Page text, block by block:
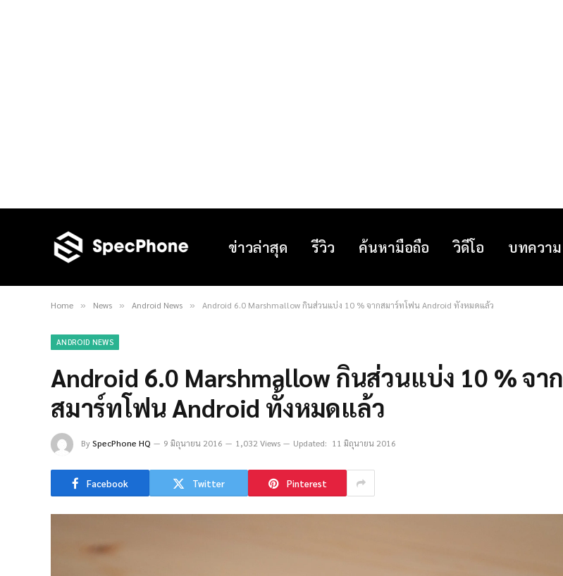
ข่าวล่าสุด รีวิว ค้นหามือถือ วิดีโอ บทความ
Home » News » Android News » Android 6.0 Marshmallow กินส่วนแบ่ง 10 % จากสมาร์ทโฟน Android ทั้งหมดแล้ว
ANDROID NEWS
Android 6.0 Marshmallow กินส่วนแบ่ง 10 % จาก
สมาร์ทโฟน Android ทั้งหมดแล้ว
BySpecPhone HQ 9 มิถุนายน 2016 1,032 Views Updated: 11 มิถุนายน 2016
Facebook Twitter Pinterest